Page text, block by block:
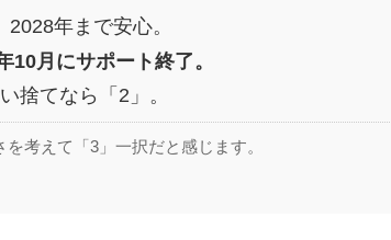
年まで安心。
10月にサポート終了。
捨てなら「2」。
考えて「3」一択だと感じます。